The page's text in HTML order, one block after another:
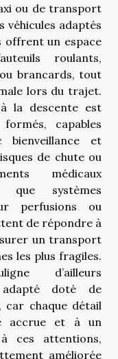
ou de transport
véhicules adaptés
offrent un espace
roulants,
brancards, tout
lors du trajet.
la descente est
capables
bienveillance et
de chute ou
médicaux
systèmes
perfusions ou
de répondre à
un transport
les plus fragiles.
d’ailleurs
adapté doté de
car chaque détail
accrue et à un
ces attentions,
améliorée